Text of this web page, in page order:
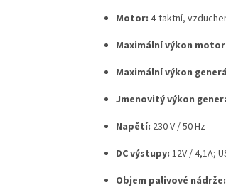
Motor: 4-taktní,
Maximální výkon
Maximální výkon
Jmenovitý výkon
Napětí: 230 V / 50 Hz
DC výstupy: 12V / 4,1A;
Objem palivové nádrže: